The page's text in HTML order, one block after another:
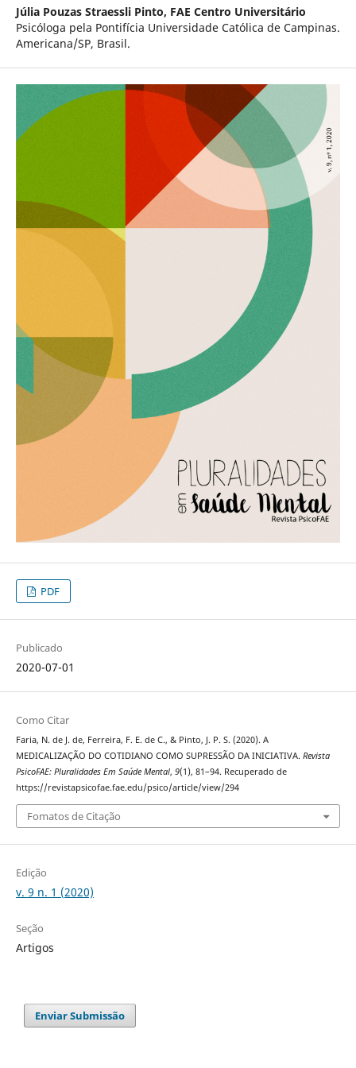
Júlia Pouzas Straessli Pinto, FAE Centro Universitário
Psicóloga pela Pontifícia Universidade Católica de Campinas.
Americana/SP, Brasil.
PDF
Publicado
2020-07-01
Como Citar
Faria, N. de J. de, Ferreira, F. E. de C., & Pinto, J. P. S. (2020). A
MEDICALIZAÇÃO DO COTIDIANO COMO SUPRESSÃO DA INICIATIVA. Revista
PsicoFAE: Pluralidades Em Saúde Mental, 9(1), 81–94. Recuperado de
https://revistapsicofae.fae.edu/psico/article/view/294
Fomatos de Citação
Edição
v. 9 n. 1 (2020)
Seção
Artigos
Enviar Submissão